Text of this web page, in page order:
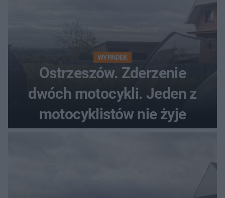
WYPADEK
Ostrzeszów. Zderzenie
dwóch motocykli. Jeden z
motocyklistów nie żyje